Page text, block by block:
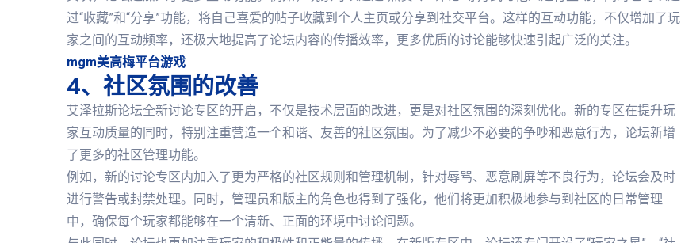
过“收藏”和“分享”功能，将自己喜爱的帖子收藏到个人主页或分享到社交平台。这样的互动功能，不仅增加了玩
家之间的互动频率，还极大地提高了论坛内容的传播效率，更多优质的讨论能够快速引起广泛的关注。
mgm美高梅平台游戏
4、社区氛围的改善
艾泽拉斯论坛全新讨论专区的开启，不仅是技术层面的改进，更是对社区氛围的深刻优化。新的专区在提升玩
家互动质量的同时，特别注重营造一个和谐、友善的社区氛围。为了减少不必要的争吵和恶意行为，论坛新增
了更多的社区管理功能。
例如，新的讨论专区内加入了更为严格的社区规则和管理机制，针对辱骂、恶意刷屏等不良行为，论坛会及时
进行警告或封禁处理。同时，管理员和版主的角色也得到了强化，他们将更加积极地参与到社区的日常管理
中，确保每个玩家都能够在一个清新、正面的环境中讨论问题。